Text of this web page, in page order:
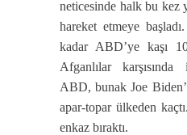
neticesinde halk bu
hareket etmeye
kadar ABD’ye kaşı
Afganlılar
ABD, bunak Joe
apar-topar ülkeden
enkaz bıraktı.